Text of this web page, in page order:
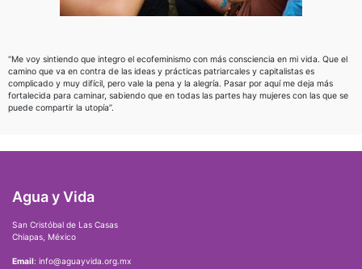
“Me voy sintiendo que integro el ecofeminismo con más consciencia en mi vida. Que el
camino que va en contra de las ideas y prácticas patriarcales y capitalistas es
complicado y muy difícil, pero vale la pena y la alegría. Pasar por aquí me deja más
fortalecida para caminar, sabiendo que en todas las partes hay mujeres con las que se
puede compartir la utopía”.
Agua y Vida
San Cristóbal de Las Casas
Chiapas, México
Email: info@aguayvida.org.mx